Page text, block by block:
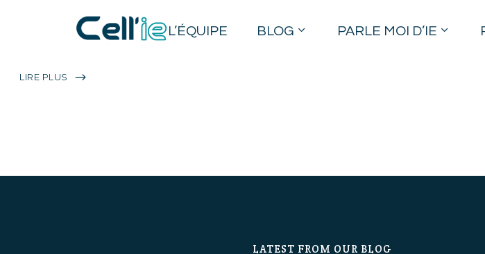
L’ÉQUIPE BLOG PARLE MOI D’IE
INTELLIGENCE
ÉCONOMIQUE ET
LIRE PLUS
LATEST FROM OUR BLOG